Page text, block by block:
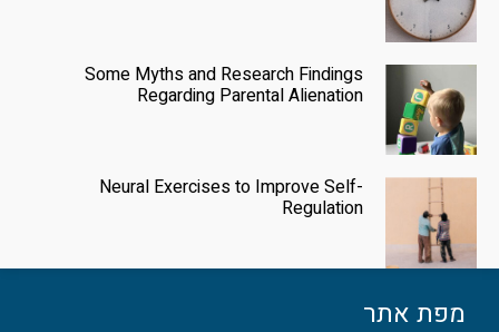
Some Myths and Research Findings
Regarding Parental Alienation
Neural Exercises to Improve Self-
Regulation
מפת אתר